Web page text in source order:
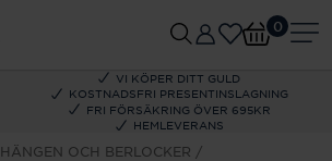
VI KÖPER DITT GULD
KOSTNADSFRI PRESENTINSLAGNING
FRI FÖRSÄKRING ÖVER 695KR
HEMLEVERANS
0
HÄNGEN OCH BERLOCKER